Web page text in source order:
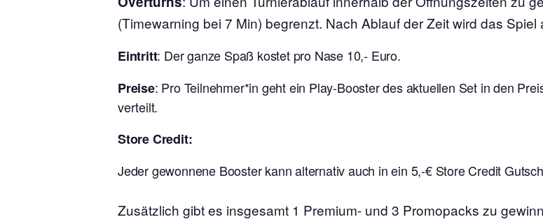
(Timewarning bei 7 Min) begrenzt. Nach Ablauf der Zeit wird das
Eintritt: Der ganze Spaß kostet pro Nase 10,- Euro.
Preise: Pro Teilnehmer*in geht ein Play-Booster des aktuellen Set in den
verteilt.
Store Credit:
Jeder gewonnene Booster kann alternativ auch in ein 5,-€ Store Credit
Zusätzlich gibt es insgesamt 1 Premium- und 3 Promopacks zu